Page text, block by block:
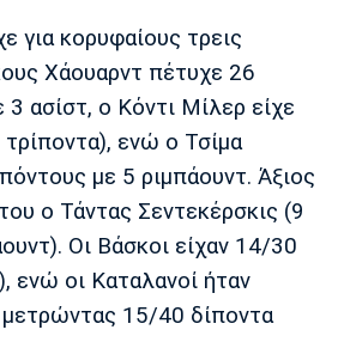
Τσέλσι
Μάντσεστερ
Σίτι
Γιουβέντους
για κορυφαίους τρεις
Χάουαρντ πέτυχε 26
3 ασίστ, ο Κόντι Μίλερ είχε
ενώ ο Τσίμα
με 5 ριμπάουντ. Άξιος
ο Τάντας Σεντεκέρσκις (9
Οι Βάσκοι είχαν 14/30
ενώ οι Καταλανοί ήταν
μετρώντας 15/40 δίποντα